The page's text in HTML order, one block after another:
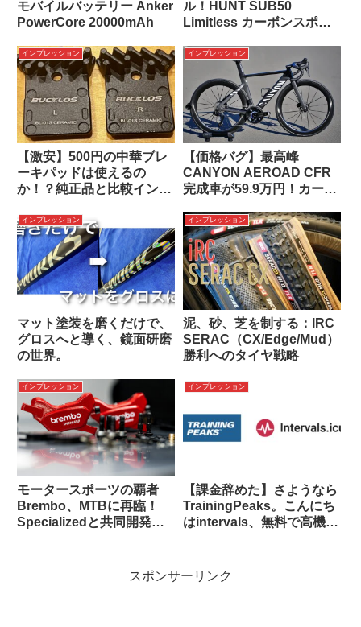
モバイルバッテリー Anker
PowerCore 20000mAh
ル！HUNT SUB50
Limitless カーボンスポー
インプレッション
【激安】500円の中華ブレ
ーキパッドは使えるの
か！？純正品と比較インプ
インプレッション
【価格バグ】最高峰
CANYON AEROAD CFR
完成車が59.9万円！カーボ
ンク、Dura-Aceローター
搭載！【限定販売】
インプレッション
マット塗装を磨くだけで、
グロスへと導く、鏡面研磨
の世界。
インプレッション
泥、砂、芝を制する：IRC
SERAC（CX/Edge/Mud）
勝利へのタイヤ戦略
インプレッション
モータースポーツの覇者
Brembo、MTBに再臨！
Specializedと共同開発ブ
インプレッション
【課金辞めた】さようなら
TrainingPeaks。こんにち
はintervals、無料で高機能
スポンサーリンク